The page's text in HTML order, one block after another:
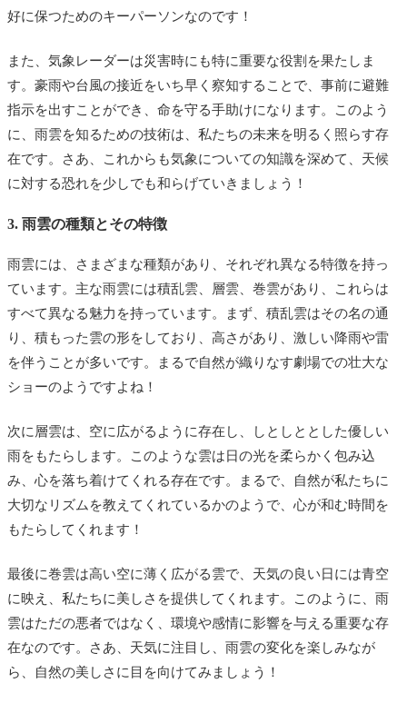
好に保つためのキーパーソンなのです！
また、気象レーダーは災害時にも特に重要な役割を果たしま
す。豪雨や台風の接近をいち早く察知することで、事前に避難
指示を出すことができ、命を守る手助けになります。このよう
に、雨雲を知るための技術は、私たちの未来を明るく照らす存
在です。さあ、これからも気象についての知識を深めて、天候
に対する恐れを少しでも和らげていきましょう！
3. 雨雲の種類とその特徴
雨雲には、さまざまな種類があり、それぞれ異なる特徴を持っ
ています。主な雨雲には積乱雲、層雲、巻雲があり、これらは
すべて異なる魅力を持っています。まず、積乱雲はその名の通
り、積もった雲の形をしており、高さがあり、激しい降雨や雷
を伴うことが多いです。まるで自然が織りなす劇場での壮大な
ショーのようですよね！
次に層雲は、空に広がるように存在し、しとしととした優しい
雨をもたらします。このような雲は日の光を柔らかく包み込
み、心を落ち着けてくれる存在です。まるで、自然が私たちに
大切なリズムを教えてくれているかのようで、心が和む時間を
もたらしてくれます！
最後に巻雲は高い空に薄く広がる雲で、天気の良い日には青空
に映え、私たちに美しさを提供してくれます。このように、雨
雲はただの悪者ではなく、環境や感情に影響を与える重要な存
在なのです。さあ、天気に注目し、雨雲の変化を楽しみなが
ら、自然の美しさに目を向けてみましょう！